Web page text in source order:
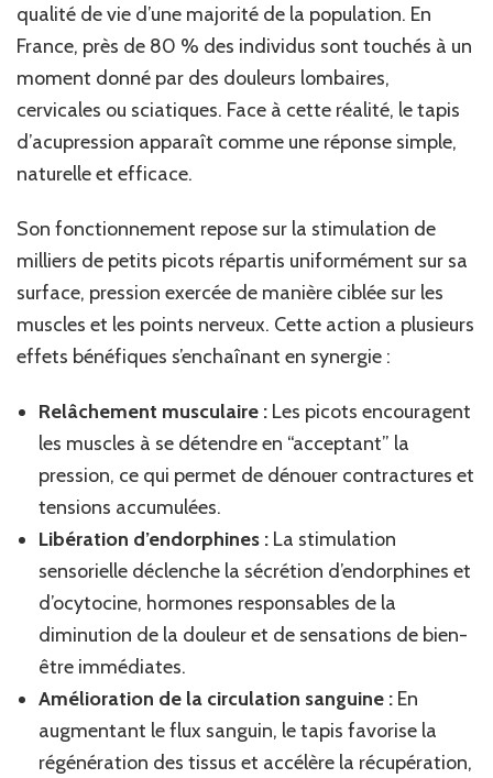
qualité de vie d’une majorité de la population. En
France, près de 80 % des individus sont touchés à un
moment donné par des douleurs lombaires,
cervicales ou sciatiques. Face à cette réalité, le tapis
d’acupression apparaît comme une réponse simple,
naturelle et efficace.
Son fonctionnement repose sur la stimulation de
milliers de petits picots répartis uniformément sur sa
surface, pression exercée de manière ciblée sur les
muscles et les points nerveux. Cette action a plusieurs
effets bénéfiques s’enchaînant en synergie :
Relâchement musculaire : Les picots encouragent
les muscles à se détendre en “acceptant” la
pression, ce qui permet de dénouer contractures et
tensions accumulées.
Libération d’endorphines : La stimulation
sensorielle déclenche la sécrétion d’endorphines et
d’ocytocine, hormones responsables de la
diminution de la douleur et de sensations de bien-
être immédiates.
Amélioration de la circulation sanguine : En
augmentant le flux sanguin, le tapis favorise la
régénération des tissus et accélère la récupération,